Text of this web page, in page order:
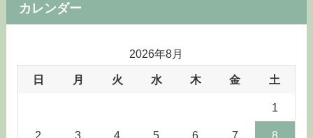
カレンダー
2026年8月
日 月 火 水 木 金 土
1